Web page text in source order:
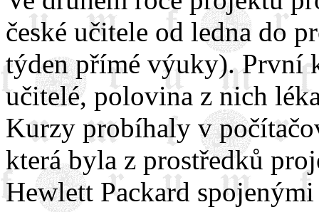
české učitele od ledna do
týden přímé výuky). První
učitelé, polovina z nich
Kurzy probíhaly v
která byla z prostředků
Hewlett Packard